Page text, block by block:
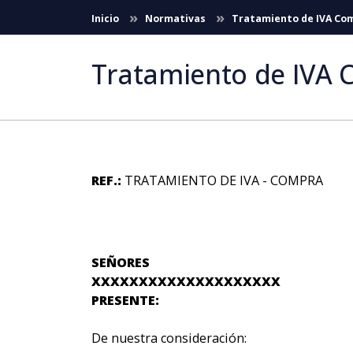
Skip to Main Content
Inicio Normativas Tratamiento de IVA
Tratamiento de IVA
REF.:TRATAMIENTO DE IVA - COMPRA
SEÑORES
XXXXXXXXXXXXXXXXXXXX
PRESENTE:
De nuestra consideración: